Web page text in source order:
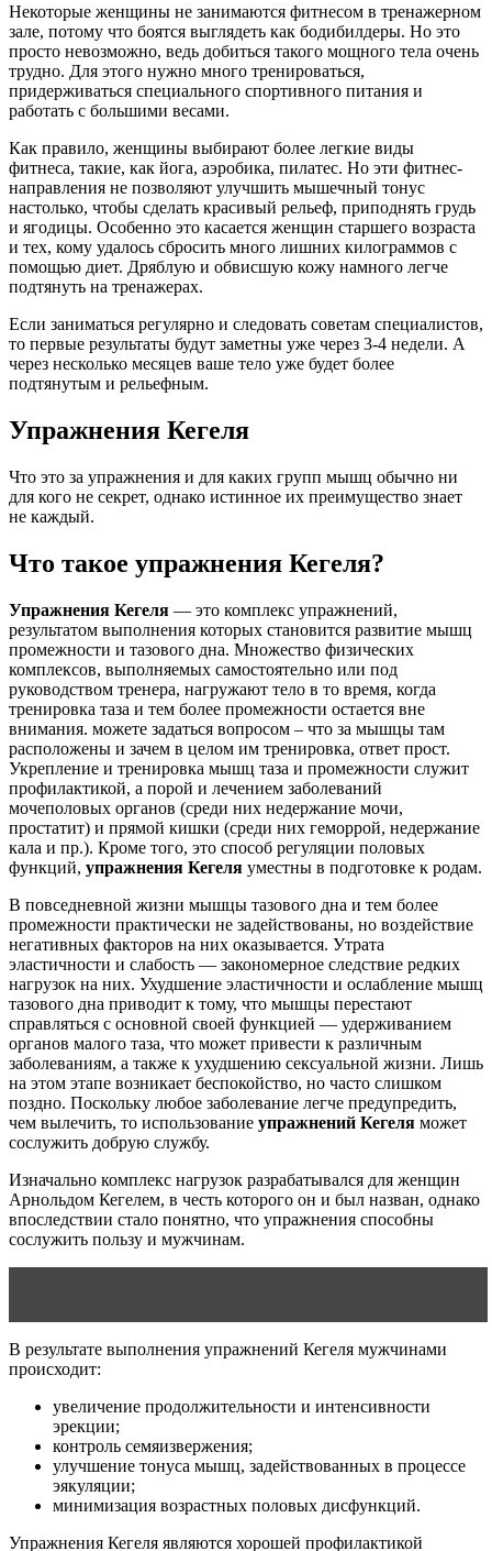
Некоторые женщины не занимаются фитнесом в тренажерном
зале, потому что боятся выглядеть как бодибилдеры. Но это
просто невозможно, ведь добиться такого мощного тела очень
трудно. Для этого нужно много тренироваться,
придерживаться специального спортивного питания и
работать с большими весами.
Как правило, женщины выбирают более легкие виды
фитнеса, такие, как йога, аэробика, пилатес. Но эти фитнес-
направления не позволяют улучшить мышечный тонус
настолько, чтобы сделать красивый рельеф, приподнять грудь
и ягодицы. Особенно это касается женщин старшего возраста
и тех, кому удалось сбросить много лишних килограммов с
помощью диет. Дряблую и обвисшую кожу намного легче
подтянуть на тренажерах.
Если заниматься регулярно и следовать советам специалистов,
то первые результаты будут заметны уже через 3-4 недели. А
через несколько месяцев ваше тело уже будет более
подтянутым и рельефным.
Упражнения Кегеля
Что это за упражнения и для каких групп мышц обычно ни
для кого не секрет, однако истинное их преимущество знает
не каждый.
Что такое упражнения Кегеля?
Упражнения Кегеля — это комплекс упражнений,
результатом выполнения которых становится развитие мышц
промежности и тазового дна. Множество физических
комплексов, выполняемых самостоятельно или под
руководством тренера, нагружают тело в то время, когда
тренировка таза и тем более промежности остается вне
внимания. можете задаться вопросом – что за мышцы там
расположены и зачем в целом им тренировка, ответ прост.
Укрепление и тренировка мышц таза и промежности служит
профилактикой, а порой и лечением заболеваний
мочеполовых органов (среди них недержание мочи,
простатит) и прямой кишки (среди них геморрой, недержание
кала и пр.). Кроме того, это способ регуляции половых
функций, упражнения Кегеля уместны в подготовке к родам.
В повседневной жизни мышцы тазового дна и тем более
промежности практически не задействованы, но воздействие
негативных факторов на них оказывается. Утрата
эластичности и слабость — закономерное следствие редких
нагрузок на них. Ухудшение эластичности и ослабление мышц
тазового дна приводит к тому, что мышцы перестают
справляться с основной своей функцией — удерживанием
органов малого таза, что может привести к различным
заболеваниям, а также к ухудшению сексуальной жизни. Лишь
на этом этапе возникает беспокойство, но часто слишком
поздно. Поскольку любое заболевание легче предупредить,
чем вылечить, то использование упражнений Кегеля может
сослужить добрую службу.
Изначально комплекс нагрузок разрабатывался для женщин
Арнольдом Кегелем, в честь которого он и был назван, однако
впоследствии стало понятно, что упражнения способны
сослужить пользу и мужчинам.
В результате выполнения упражнений Кегеля мужчинами
происходит:
увеличение продолжительности и интенсивности
эрекции;
контроль семяизвержения;
улучшение тонуса мышц, задействованных в процессе
эякуляции;
минимизация возрастных половых дисфункций.
Упражнения Кегеля являются хорошей профилактикой